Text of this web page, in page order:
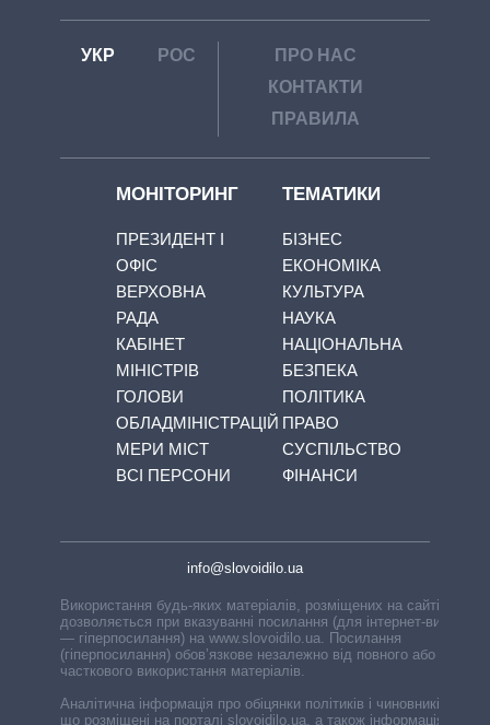
УКР РОС
ПРО НАС
КОНТАКТИ
ПРАВИЛА
МОНІТОРИНГ
ПРЕЗИДЕНТ І
ОФІС
ВЕРХОВНА
РАДА
КАБІНЕТ
МІНІСТРІВ
ГОЛОВИ
ОБЛАДМІНІСТРАЦІЙ
МЕРИ МІСТ
ВСІ ПЕРСОНИ
ТЕМАТИКИ
БІЗНЕС
ЕКОНОМІКА
КУЛЬТУРА
НАУКА
НАЦІОНАЛЬНА
БЕЗПЕКА
ПОЛІТИКА
ПРАВО
СУСПІЛЬСТВО
ФІНАНСИ
info@slovoidilo.ua
Використання будь-яких матеріалів, розміщених на сайті,
дозволяється при вказуванні посилання (для інтернет-видань
— гіперпосилання) на www.slovoidilo.ua. Посилання
(гіперпосилання) обов’язкове незалежно від повного або
часткового використання матеріалів.
Аналітична інформація про обіцянки політиків і чиновників,
що розміщені на порталі slovoidilo.ua, а також інформація про